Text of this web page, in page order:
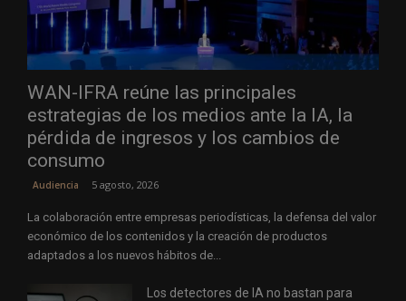
WAN-IFRA reúne las principales
estrategias de los medios ante la IA, la
pérdida de ingresos y los cambios de
consumo
Audiencia 5 agosto, 2026
La colaboración entre empresas periodísticas, la defensa del valor
económico de los contenidos y la creación de productos
adaptados a los nuevos hábitos de...
Los detectores de IA no bastan para